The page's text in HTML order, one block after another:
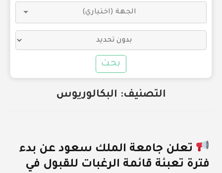
بحث
التصنيف: البكالوريوس
تعلن جامعة الملك سعود عن بدء
فترة تعبئة قائمة الرغبات للقبول في